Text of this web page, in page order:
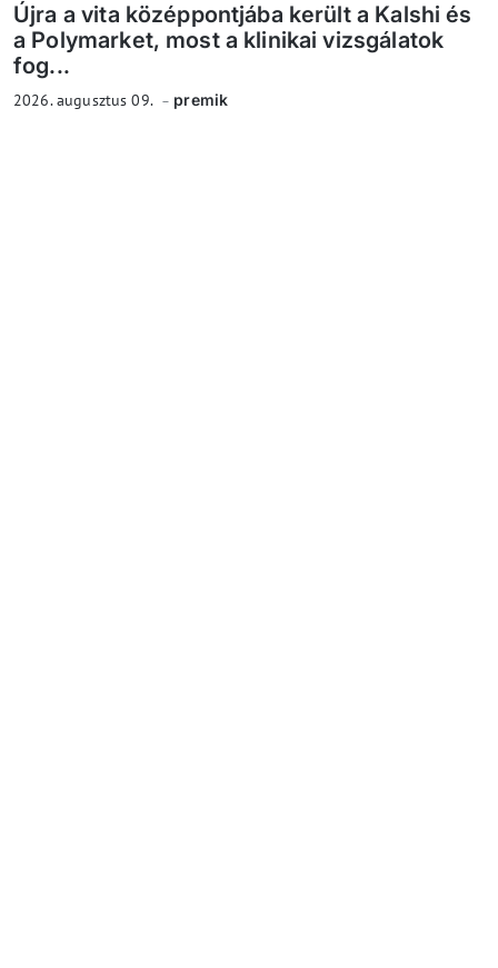
Újra a vita középpontjába került a Kalshi és
a Polymarket, most a klinikai vizsgálatok
fog...
2026. augusztus 09. premik